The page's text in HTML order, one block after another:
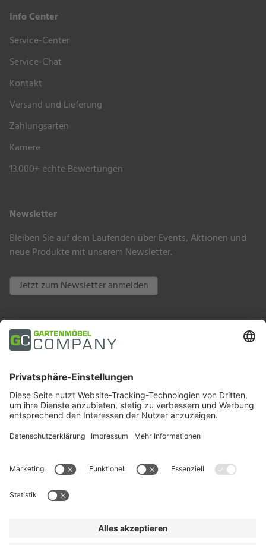
Info Center
Service-Center
Service-Chat
Kontakt
Versand und Lieferung
Zahlungsarten
Karriere
13.000+ echte Bewertungen
Newsletter
Bleiben Sie auf dem Laufenden über Events, Aktionen und
neue Produkte mit unserem Newsletter.
Jetzt zum Newsletter anmelden
Zahlungsarten
Soziale Medien